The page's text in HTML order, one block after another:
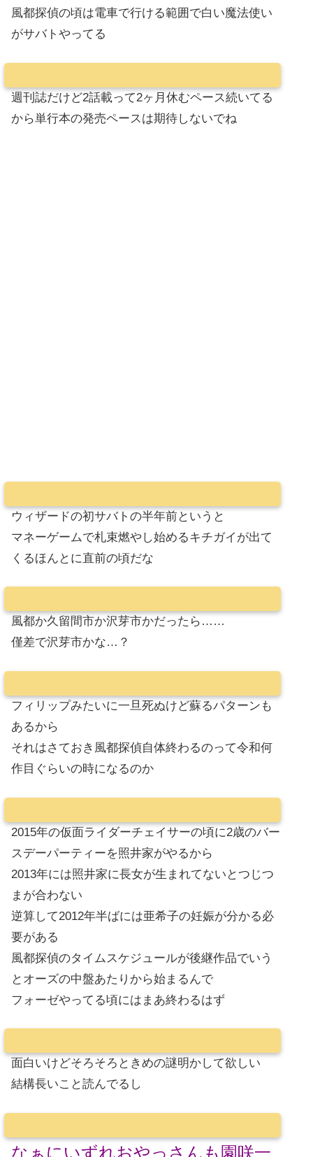
風都探偵の頃は電車で行ける範囲で白い魔法使い
がサバトやってる
週刊誌だけど2話載って2ヶ月休むペース続いてる
から単行本の発売ペースは期待しないでね
ウィザードの初サバトの半年前というと
マネーゲームで札束燃やし始めるキチガイが出て
くるほんとに直前の頃だな
風都か久留間市か沢芽市かだったら……
僅差で沢芽市かな…？
フィリップみたいに一旦死ぬけど蘇るパターンも
あるから
それはさておき風都探偵自体終わるのって令和何
作目ぐらいの時になるのか
2015年の仮面ライダーチェイサーの頃に2歳のバー
スデーパーティーを照井家がやるから
2013年には照井家に長女が生まれてないとつじつ
まが合わない
逆算して2012年半ばには亜希子の妊娠が分かる必
要がある
風都探偵のタイムスケジュールが後継作品でいう
とオーズの中盤あたりから始まるんで
フォーゼやってる頃にはまあ終わるはず
面白いけどそろそろときめの謎明かして欲しい
結構長いこと読んでるし
なぁにいずれおやっさんも園咲一